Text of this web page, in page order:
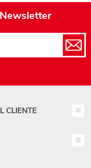
CLIENTE